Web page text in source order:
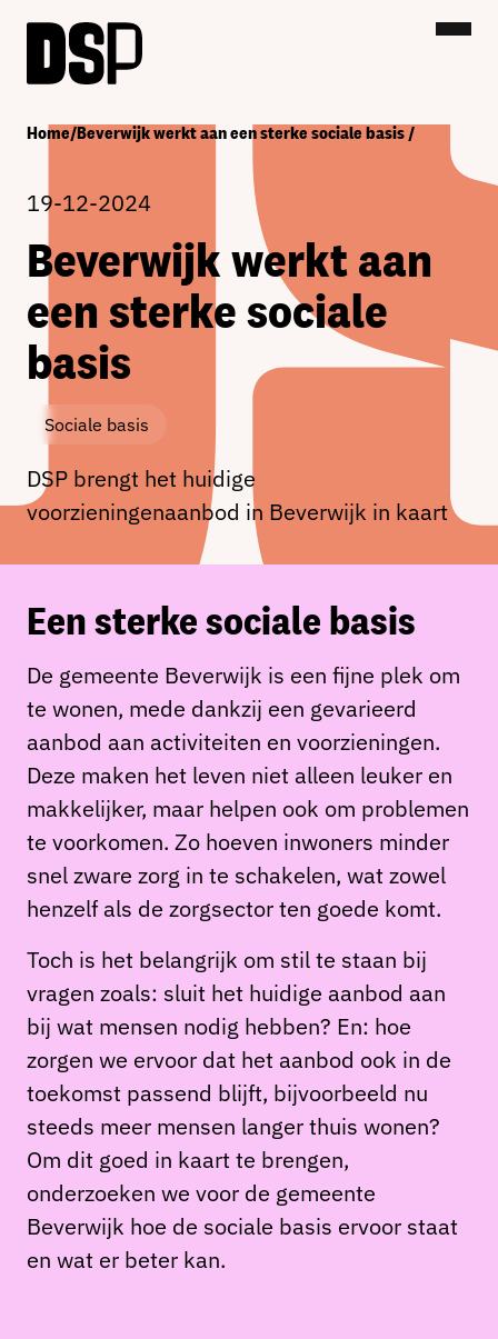
Home/Beverwijk werkt aan een sterke sociale basis/
19-12-2024
Beverwijk werkt aan
een sterke sociale
basis
Sociale basis
DSP brengt het huidige
voorzieningenaanbod in Beverwijk in kaart
Een sterke sociale basis
De gemeente Beverwijk is een fijne plek om
te wonen, mede dankzij een gevarieerd
aanbod aan activiteiten en voorzieningen.
Deze maken het leven niet alleen leuker en
makkelijker, maar helpen ook om problemen
te voorkomen. Zo hoeven inwoners minder
snel zware zorg in te schakelen, wat zowel
henzelf als de zorgsector ten goede komt.
Toch is het belangrijk om stil te staan bij
vragen zoals: sluit het huidige aanbod aan
bij wat mensen nodig hebben? En: hoe
zorgen we ervoor dat het aanbod ook in de
toekomst passend blijft, bijvoorbeeld nu
steeds meer mensen langer thuis wonen?
Om dit goed in kaart te brengen,
onderzoeken we voor de gemeente
Beverwijk hoe de sociale basis ervoor staat
en wat er beter kan.